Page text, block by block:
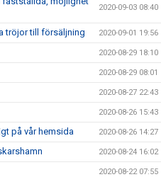
2020-09-03 08:40
tröjor till försäljning 2020-09-01 19:56
2020-08-29 18:10
2020-08-29 08:01
2020-08-27 22:43
2020-08-26 15:43
på vår hemsida 2020-08-26 14:27
2020-08-24 16:02
2020-08-22 07:55